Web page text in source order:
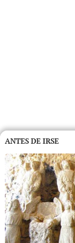
ANTES DE IRSE